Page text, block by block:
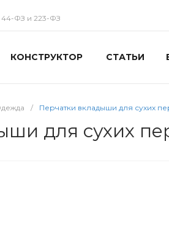
ФЗ и 223-ФЗ
КОНСТРУКТОР СТАТЬИ
/ Перчатки вкладыши для сухих
для сухих